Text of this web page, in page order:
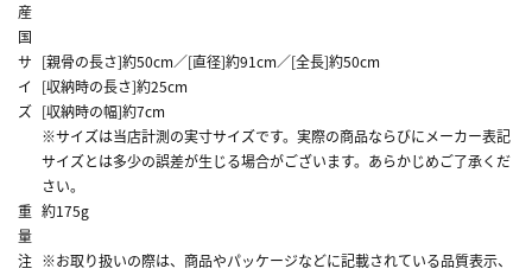
産
国
サ
イ
ズ
[親骨の長さ]約50cm／[直径]約91cm／[全長]約50cm
[収納時の長さ]約25cm
[収納時の幅]約7cm
※サイズは当店計測の実寸サイズです。実際の商品ならびにメーカー表記
サイズとは多少の誤差が生じる場合がございます。あらかじめご了承くだ
さい。
重
量
約175g
注 ※お取り扱いの際は、商品やパッケージなどに記載されている品質表示、